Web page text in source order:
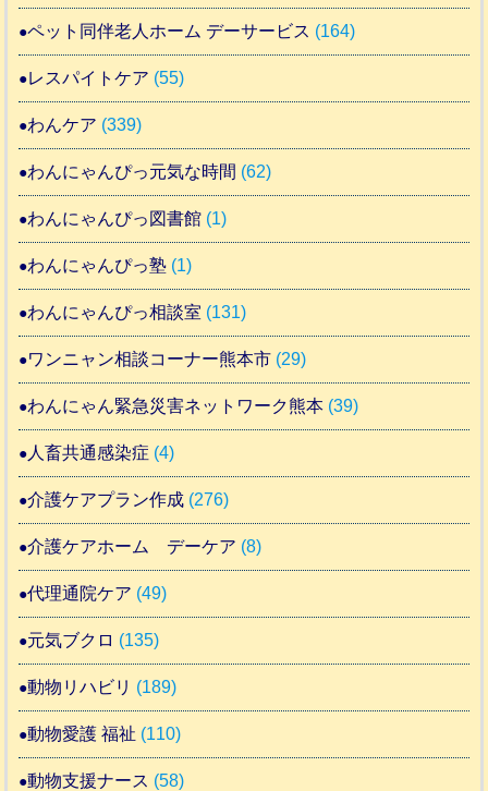
ペット同伴老人ホーム デーサービス (164)
レスパイトケア (55)
わんケア (339)
わんにゃんぴっ元気な時間 (62)
わんにゃんぴっ図書館 (1)
わんにゃんぴっ塾 (1)
わんにゃんぴっ相談室 (131)
ワンニャン相談コーナー熊本市 (29)
わんにゃん緊急災害ネットワーク熊本 (39)
人畜共通感染症 (4)
介護ケアプラン作成 (276)
介護ケアホーム デーケア (8)
代理通院ケア (49)
元気ブクロ (135)
動物リハビリ (189)
動物愛護 福祉 (110)
動物支援ナース (58)